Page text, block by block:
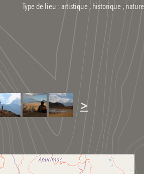
Type de lieu :artistique , historique , nature
>